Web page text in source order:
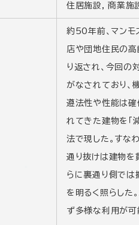
住居施設, 商業施
約50年前、マンモ
店や団地住民の高
り返され、今回の
がなされており、
遵法性や性能は確
れてきた建物を「
法で現した。すな
通り抜けは建物を
らに裏通り側では
を明るく照らした
ず多様な利用が可